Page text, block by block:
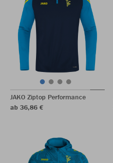
JAKO Ziptop Performance
ab 36,86 €